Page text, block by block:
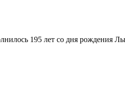
195 лет со дня рождения